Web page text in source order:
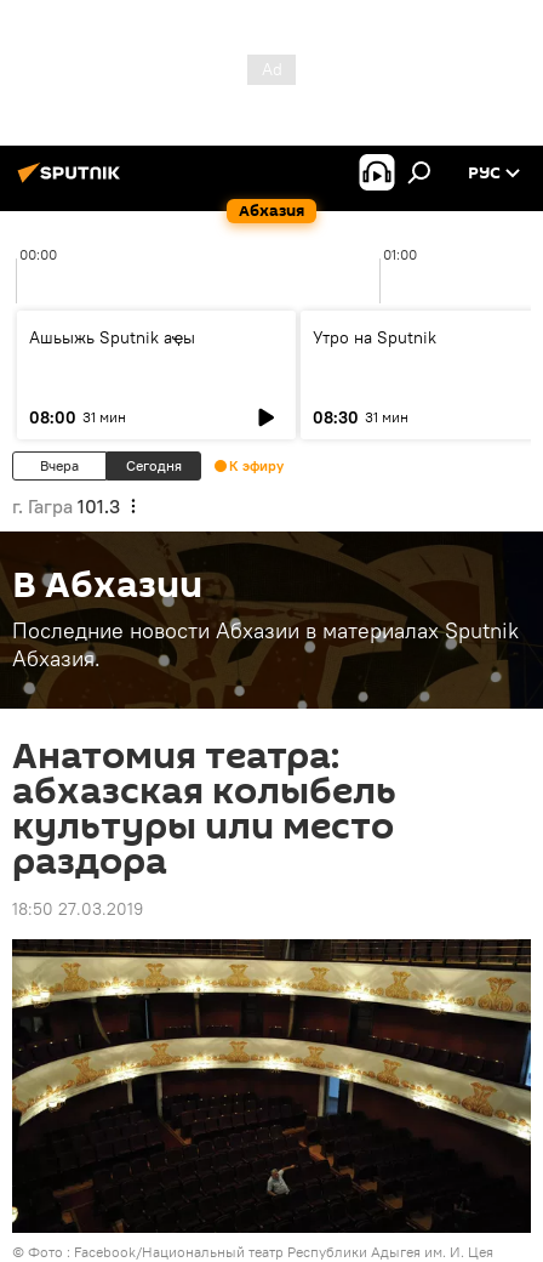
Абхазия
РУС
00:00 01:00
Ашьыжь Sputnik аҿы
08:00 31 мин
Утро на Sputnik
08:30 31 мин
Вчера Сегодня К эфиру
г. Гагра 101.3
В Абхазии
Последние новости Абхазии в материалах Sputnik
Абхазия.
Анатомия театра:
абхазская колыбель
культуры или место
раздора
18:50 27.03.2019
© Фото : Facebook/Национальный театр Республики Адыгея им. И. Цея